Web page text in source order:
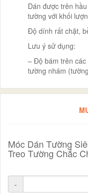
Dán được trên
tường với khối
Độ dính rất chặt,
Lưu ý sử dụng:
– Độ bám trên
tường nhám
Móc Dán Tường
Treo Tường Chắc
-